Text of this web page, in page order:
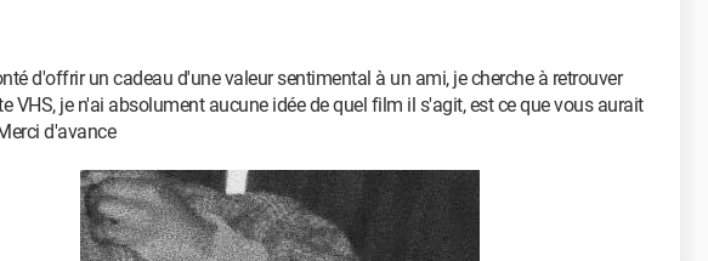
d'offrir un cadeau d'une valeur sentimental à un ami, je cherche à retrouver
VHS, je n'ai absolument aucune idée de quel film il s'agit, est ce que vous aurait
d'avance